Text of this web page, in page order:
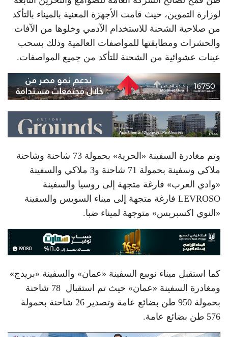
لوزارة التموين، حيث قامت الأجهزة المعنية بالميناء بالتأكد
من صلاحية الشحنة للاستخدام الآدمي وخلوها من الآفات
والحشرات ومطابقتها للمواصفات العالمية وذلك بسحب
عينات عشوائية من الشحنة للتأكد من جميع المواصفات.
وتم مغادرة السفينة «الحرية» بحمولة 73 شاحنة وشاحنة
ملاكي وسفينة بحمولة 71 شاحنة و3 ملاكي والسفينة
«وادي العرب» فارغة متجهة إلى روسيا والسفينة
LEVROSO فارغة متجهة إلى ميناء السويس والسفينة
«النوي اكسبريس» متوجهة لميناء ضبا.
كما استقبل ميناء نويبع السفينة «عمان» والسفينة «بريدج»
ومغادرة السفينة «عمان» حيث تم استقبال 78 شاحنة
بحمولة 950 طن بضائع عامة وتصدير 26 شاحنة بحمولة
576 طن بضائع عامة.